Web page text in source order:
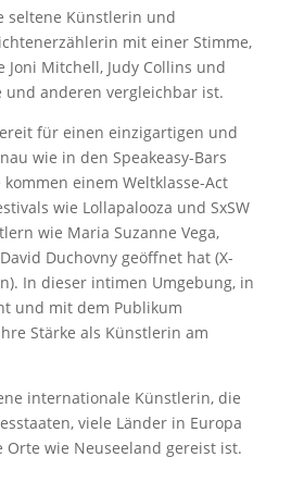
seltene Künstlerin und
mit einer Stimme,
Joni Mitchell, Judy Collins und
und anderen vergleichbar ist.
für einen einzigartigen und
wie in den Speakeasy-Bars
kommen einem Weltklasse-Act
wie Lollapalooza und SxSW
wie Maria Suzanne Vega,
Duchovny geöffnet hat (X-
In dieser intimen Umgebung, in
und mit dem Publikum
Stärke als Künstlerin am
internationale Künstlerin, die
viele Länder in Europa
wie Neuseeland gereist ist.